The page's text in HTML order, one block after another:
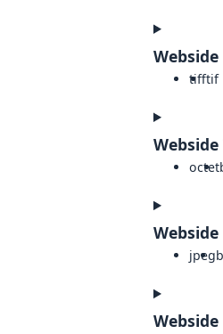
Webside
tifftif
Webside
octet
Webside
jpeg
Webside